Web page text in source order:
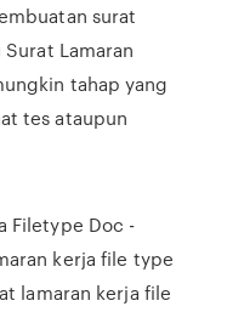
surat
Lamaran
tahap yang
tes ataupun
Filetype Doc -
kerja file type